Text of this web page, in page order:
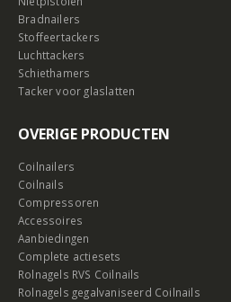
Bradnailers
Stoffeertackers
Luchttackers
Schiethamers
Tacker voor glaslatten
OVERIGE PRODUCTEN
Coilnailers
Coilnails
Compressoren
Accessoires
Aanbiedingen
Complete actiesets
Rolnagels RVS Coilnails
Rolnagels gegalvaniseerd Coilnails